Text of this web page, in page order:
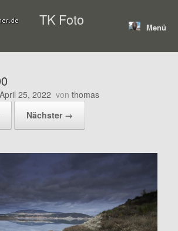
TK Foto Menü
April 25, 2022 von thomas
Nächster →